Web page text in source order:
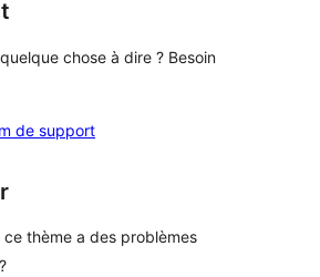
chose à dire ? Besoin
de support
ce thème a des problèmes